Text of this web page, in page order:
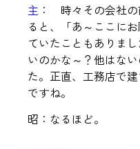
主 ： 時々その会社
ると、「あ～ここに
ていたこともありま
いのかな～？他はな
た。正直、工務店で
ですね。
昭：なるほど。